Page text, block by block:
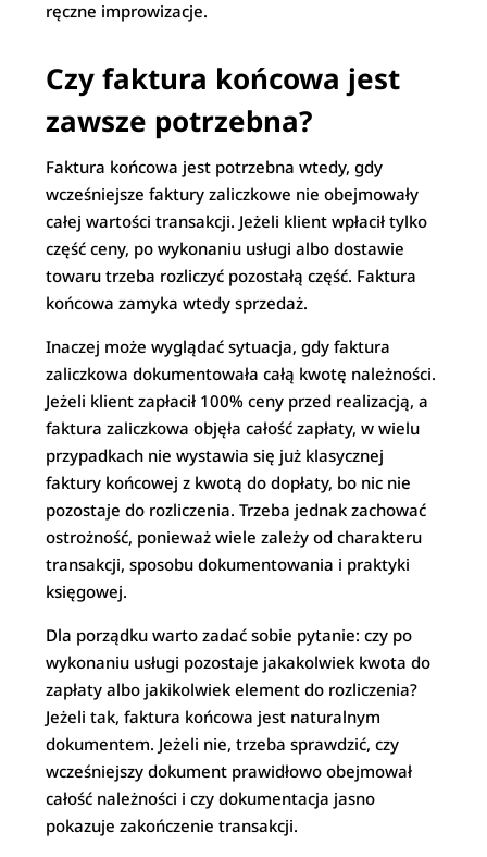
ręczne improwizacje.
Czy faktura końcowa jest
zawsze potrzebna?
Faktura końcowa jest potrzebna wtedy, gdy
wcześniejsze faktury zaliczkowe nie obejmowały
całej wartości transakcji. Jeżeli klient wpłacił tylko
część ceny, po wykonaniu usługi albo dostawie
towaru trzeba rozliczyć pozostałą część. Faktura
końcowa zamyka wtedy sprzedaż.
Inaczej może wyglądać sytuacja, gdy faktura
zaliczkowa dokumentowała całą kwotę należności.
Jeżeli klient zapłacił 100% ceny przed realizacją, a
faktura zaliczkowa objęła całość zapłaty, w wielu
przypadkach nie wystawia się już klasycznej
faktury końcowej z kwotą do dopłaty, bo nic nie
pozostaje do rozliczenia. Trzeba jednak zachować
ostrożność, ponieważ wiele zależy od charakteru
transakcji, sposobu dokumentowania i praktyki
księgowej.
Dla porządku warto zadać sobie pytanie: czy po
wykonaniu usługi pozostaje jakakolwiek kwota do
zapłaty albo jakikolwiek element do rozliczenia?
Jeżeli tak, faktura końcowa jest naturalnym
dokumentem. Jeżeli nie, trzeba sprawdzić, czy
wcześniejszy dokument prawidłowo obejmował
całość należności i czy dokumentacja jasno
pokazuje zakończenie transakcji.